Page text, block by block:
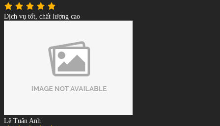
Dịch vụ tốt, chất lượng cao
Lê Tuấn Anh